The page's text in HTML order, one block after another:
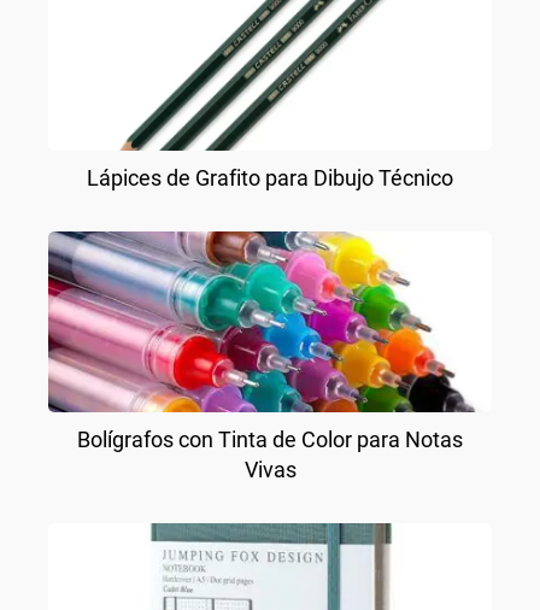
Lápices de Grafito para Dibujo Técnico
Bolígrafos con Tinta de Color para Notas
Vivas